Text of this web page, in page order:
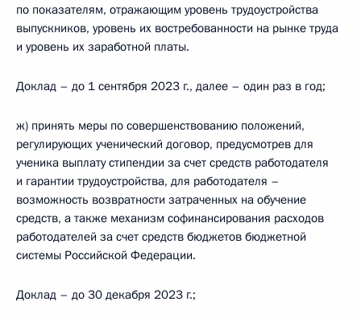
по показателям, отражающим уровень трудоустройства
выпускников, уровень их востребованности на рынке труда
и уровень их заработной платы.
Доклад – до 1 сентября 2023 г., далее – один раз в год;
ж) принять меры по совершенствованию положений,
регулирующих ученический договор, предусмотрев для
ученика выплату стипендии за счет средств работодателя
и гарантии трудоустройства, для работодателя –
возможность возвратности затраченных на обучение
средств, а также механизм софинансирования расходов
работодателей за счет средств бюджетов бюджетной
системы Российской Федерации.
Доклад – до 30 декабря 2023 г.;